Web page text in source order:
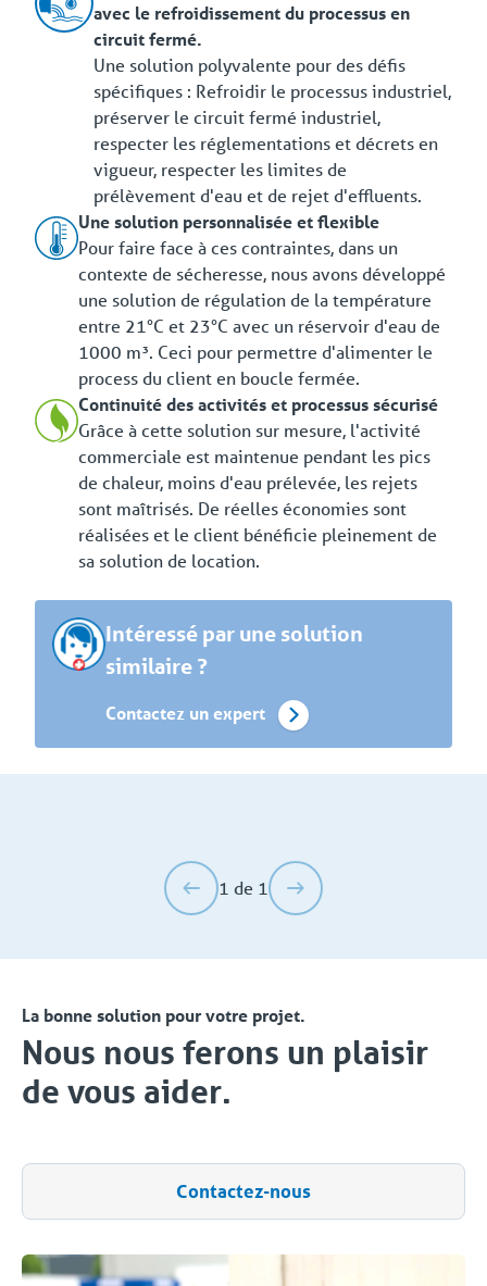
avec le refroidissement du processus en
circuit fermé.
Une solution polyvalente pour des défis
spécifiques : Refroidir le processus industriel,
préserver le circuit fermé industriel,
respecter les réglementations et décrets en
vigueur, respecter les limites de
prélèvement d'eau et de rejet d'effluents.
Une solution personnalisée et flexible
Pour faire face à ces contraintes, dans un
contexte de sécheresse, nous avons développé
une solution de régulation de la température
entre 21°C et 23°C avec un réservoir d'eau de
1000 m³. Ceci pour permettre d'alimenter le
process du client en boucle fermée.
Continuité des activités et processus sécurisé
Grâce à cette solution sur mesure, l'activité
commerciale est maintenue pendant les pics
de chaleur, moins d'eau prélevée, les rejets
sont maîtrisés. De réelles économies sont
réalisées et le client bénéficie pleinement de
sa solution de location.
Intéressé par une solution
similaire ?
Contactez un expert
1 de 1
La bonne solution pour votre projet.
Nous nous ferons un plaisir
de vous aider.
Contactez-nous